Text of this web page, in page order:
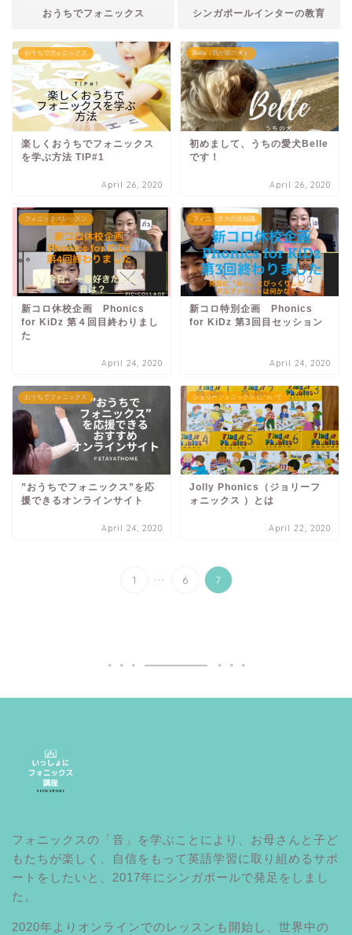
おうちでフォニックス シンガポールインターの教育
おうちでフォニックス
楽しくおうちでフォニックス
を学ぶ方法 TIP#1
April 26, 2020
Belle（我が家の犬）
初めまして、うちの愛犬Belle
です！
April 26, 2020
フォニックスレッスン
新コロ休校企画 Phonics
for KiDz 第４回目終わりまし
た
April 24, 2020
フォニックスの豆知識
新コロ特別企画 Phonics
for KiDz 第3回目セッション
April 24, 2020
おうちでフォニックス
”おうちでフォニックス”を応
援できるオンラインサイト
April 24, 2020
ジョリーフォニックス について
Jolly Phonics（ジョリーフ
ォニックス ）とは
April 22, 2020
1 ... 6 7
フォニックスの「音」を学ぶことにより、お母さんと子ど
もたちが楽しく、自信をもって英語学習に取り組めるサポ
ートをしたいと、2017年にシンガポールで発足をしまし
た。
2020年よりオンラインでのレッスンも開始し、世界中の